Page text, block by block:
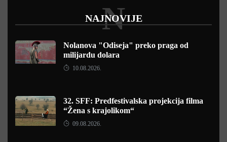
NAJNOVIJE
N
Nolanova "Odiseja" preko praga od
milijardu dolara
10.08.2026.
32. SFF: Predfestivalska projekcija filma
“Žena s krajolikom“
09.08.2026.